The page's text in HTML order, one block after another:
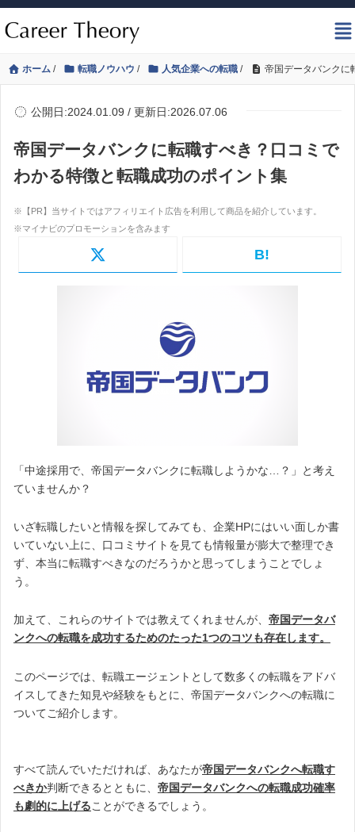
ホーム / 転職ノウハウ / 人気企業への転職 / 帝国データバンクに
公開日:2024.01.09 / 更新日:2026.07.06
帝国データバンクに転職すべき？口コミで
わかる特徴と転職成功のポイント集
B!
「中途採用で、帝国データバンクに転職しようかな…？」と考え
ていませんか？
いざ転職したいと情報を探してみても、企業HPにはいい面しか書
いていない上に、口コミサイトを見ても情報量が膨大で整理でき
ず、本当に転職すべきなのだろうかと思ってしまうことでしょ
う。
加えて、これらのサイトでは教えてくれませんが、 帝国データバ
ンクへの転職を成功するためのたった1つのコツも存在します。
このページでは、転職エージェントとして数多くの転職をアドバ
イスしてきた知見や経験をもとに、帝国データバンクへの転職に
ついてご紹介します。
すべて読んでいただければ、あなたが帝国データバンクへ転職す
べきか判断できるとともに、 帝国データバンクへの転職成功確率
も劇的に上げることができるでしょう。